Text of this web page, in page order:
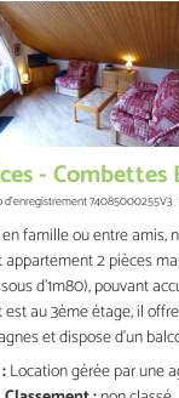
- Combettes
d'enregistrement74085000255V3
famille ou entre amis,
2 pièces
d’1m80), pouvant
est au 3ème étage, il
et dispose d’un
Location gérée par une